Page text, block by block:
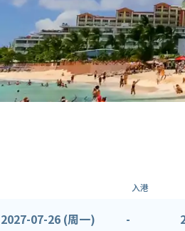
入港
2027-07-26 (周一) -